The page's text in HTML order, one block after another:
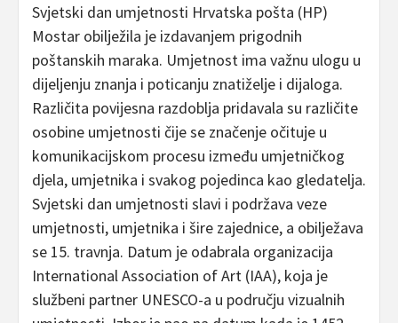
Svjetski dan umjetnosti Hrvatska pošta (HP)
Mostar obilježila je izdavanjem prigodnih
poštanskih maraka. Umjetnost ima važnu ulogu u
dijeljenju znanja i poticanju znatiželje i dijaloga.
Različita povijesna razdoblja pridavala su različite
osobine umjetnosti čije se značenje očituje u
komunikacijskom procesu između umjetničkog
djela, umjetnika i svakog pojedinca kao gledatelja.
Svjetski dan umjetnosti slavi i podržava veze
umjetnosti, umjetnika i šire zajednice, a obilježava
se 15. travnja. Datum je odabrala organizacija
International Association of Art (IAA), koja je
službeni partner UNESCO-a u području vizualnih